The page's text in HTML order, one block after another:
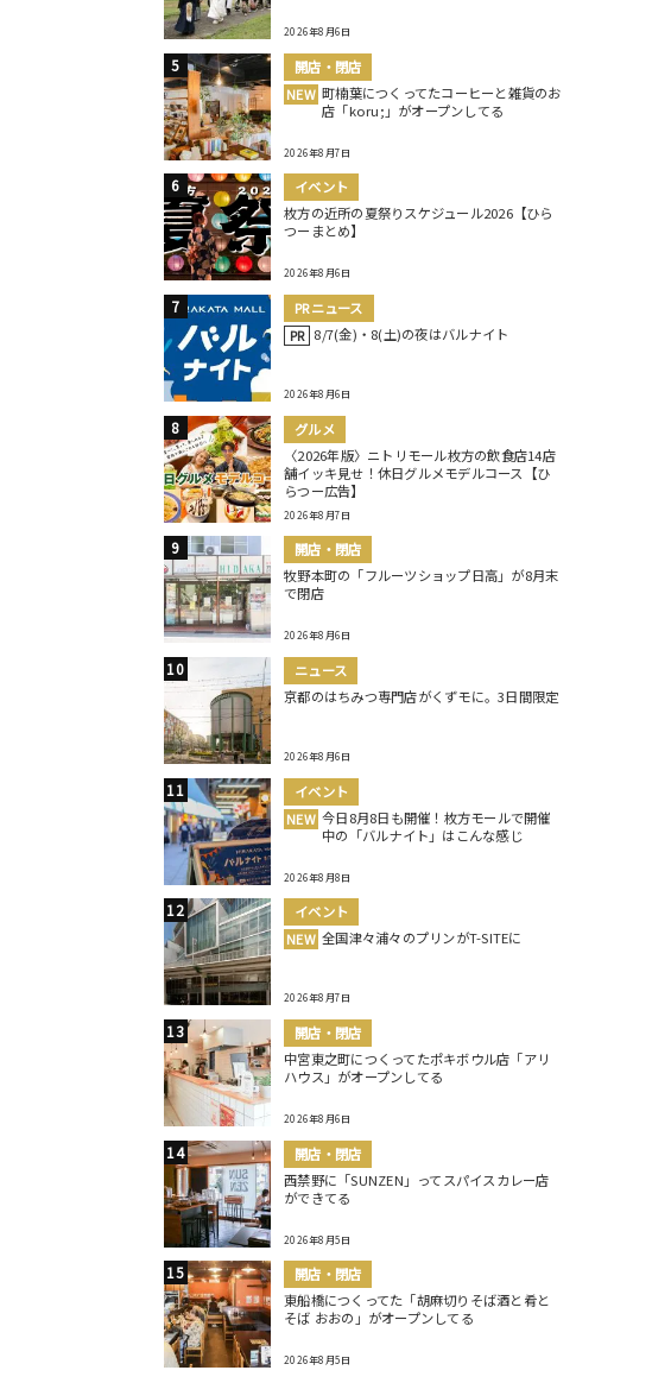
2026年8月6日
開店・閉店
NEW 町楠葉につくってたコーヒーと雑貨のお
店「koru;」がオープンしてる
2026年8月7日
イベント
枚方の近所の夏祭りスケジュール2026【ひら
つーまとめ】
2026年8月6日
PRニュース
PR 8/7(金)・8(土)の夜はバルナイト
2026年8月6日
グルメ
〈2026年版〉ニトリモール枚方の飲食店14店
舗イッキ見せ！休日グルメモデルコース【ひ
らつー広告】
2026年8月7日
開店・閉店
牧野本町の「フルーツショップ日高」が8月末
で閉店
2026年8月6日
ニュース
京都のはちみつ専門店がくずモに。3日間限定
2026年8月6日
イベント
NEW 今日8月8日も開催！枚方モールで開催
中の「バルナイト」はこんな感じ
2026年8月8日
イベント
NEW 全国津々浦々のプリンがT-SITEに
2026年8月7日
開店・閉店
中宮東之町につくってたポキボウル店「アリ
ハウス」がオープンしてる
2026年8月6日
開店・閉店
西禁野に「SUNZEN」ってスパイスカレー店
ができてる
2026年8月5日
開店・閉店
東船橋につくってた「胡麻切りそば酒と肴と
そば おおの」がオープンしてる
2026年8月5日